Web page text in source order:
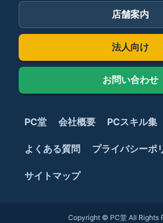
店舗案内
法人向け
お問い合わせ
PC堂 会社概要 PCスキル集
よくある質問 プライバシーポ
サイトマップ
Copyright © PC堂 All Rights